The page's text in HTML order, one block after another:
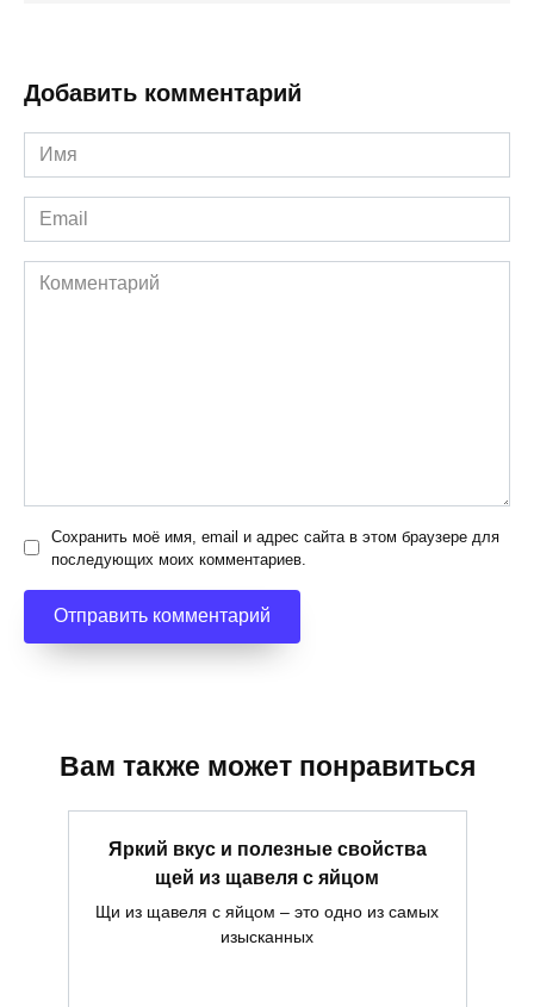
Добавить комментарий
Имя
*
Email
*
Комментарий
Сохранить моё имя, email и адрес сайта в этом браузере для
последующих моих комментариев.
Вам также может понравиться
Яркий вкус и полезные свойства
щей из щавеля с яйцом
Щи из щавеля с яйцом – это одно из самых
изысканных